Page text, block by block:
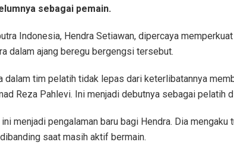
sebagai pemain.
Indonesia, Hendra Setiawan, dipercaya
dalam ajang beregu bergengsi tersebut.
dalam tim pelatih tidak lepas dari keterlibatannya
Reza Pahlevi. Ini menjadi debutnya sebagai pelatih
ini menjadi pengalaman baru bagi Hendra. Dia
saat masih aktif bermain.